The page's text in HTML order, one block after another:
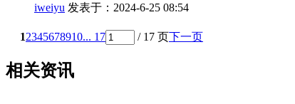
iweiyu 发表于：2024-6-25 08:54
12345678910... 17 / 17 页下一页
相关资讯